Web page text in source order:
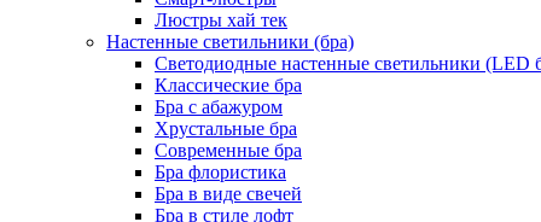
Люстры хай тек
Настенные светильники (бра)
Светодиодные настенные светильники (LED
Классические бра
Бра с абажуром
Хрустальные бра
Современные бра
Бра флористика
Бра в виде свечей
Бра в стиле лофт